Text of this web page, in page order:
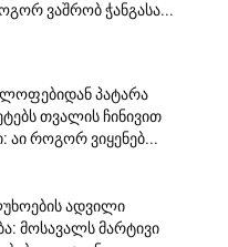
ვაშრობ ჭანგასა...
პატარა
თვალის ჩინივით
როგორ ვიყენებ...
ადვილი
მოსავალს მარტივი